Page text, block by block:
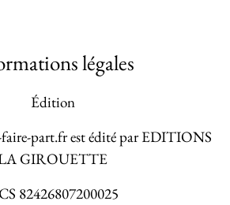
légales
Édition
part.fr est édité parEDITIONS
GIROUETTE
82426807200025